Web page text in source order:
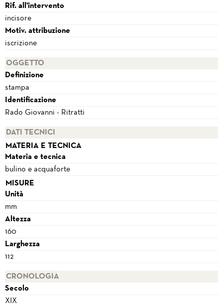
Rif. all'intervento
incisore
Motiv. attribuzione
iscrizione
OGGETTO
Definizione
stampa
Identificazione
Rado Giovanni - Ritratti
DATI TECNICI
MATERIA E TECNICA
Materia e tecnica
bulino e acquaforte
MISURE
Unità
mm
Altezza
160
Larghezza
112
CRONOLOGIA
Secolo
XIX